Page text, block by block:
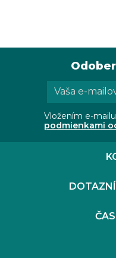
Vložením e-
podmienkami